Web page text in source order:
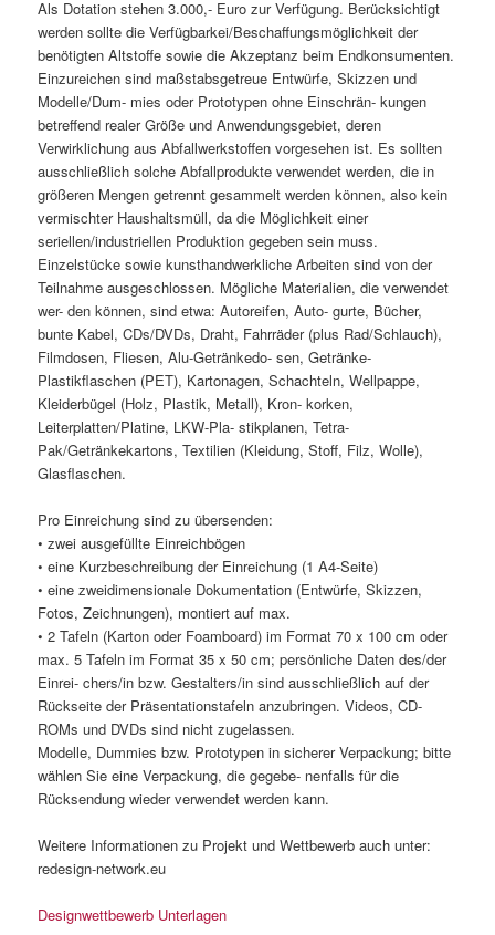
Als Dotation stehen 3.000,- Euro zur Verfügung. Berücksichtigt
werden sollte die Verfügbarkei/Beschaffungsmöglichkeit der
benötigten Altstoffe sowie die Akzeptanz beim Endkonsumenten.
Einzureichen sind maßstabsgetreue Entwürfe, Skizzen und
Modelle/Dum- mies oder Prototypen ohne Einschrän- kungen
betreffend realer Größe und Anwendungsgebiet, deren
Verwirklichung aus Abfallwerkstoffen vorgesehen ist. Es sollten
ausschließlich solche Abfallprodukte verwendet werden, die in
größeren Mengen getrennt gesammelt werden können, also kein
vermischter Haushaltsmüll, da die Möglichkeit einer
seriellen/industriellen Produktion gegeben sein muss.
Einzelstücke sowie kunsthandwerkliche Arbeiten sind von der
Teilnahme ausgeschlossen. Mögliche Materialien, die verwendet
wer- den können, sind etwa: Autoreifen, Auto- gurte, Bücher,
bunte Kabel, CDs/DVDs, Draht, Fahrräder (plus Rad/Schlauch),
Filmdosen, Fliesen, Alu-Getränkedo- sen, Getränke-
Plastikflaschen (PET), Kartonagen, Schachteln, Wellpappe,
Kleiderbügel (Holz, Plastik, Metall), Kron- korken,
Leiterplatten/Platine, LKW-Pla- stikplanen, Tetra-
Pak/Getränkekartons, Textilien (Kleidung, Stoff, Filz, Wolle),
Glasflaschen.
Pro Einreichung sind zu übersenden:
• zwei ausgefüllte Einreichbögen
• eine Kurzbeschreibung der Einreichung (1 A4-Seite)
• eine zweidimensionale Dokumentation (Entwürfe, Skizzen,
Fotos, Zeichnungen), montiert auf max.
• 2 Tafeln (Karton oder Foamboard) im Format 70 x 100 cm oder
max. 5 Tafeln im Format 35 x 50 cm; persönliche Daten des/der
Einrei- chers/in bzw. Gestalters/in sind ausschließlich auf der
Rückseite der Präsentationstafeln anzubringen. Videos, CD-
ROMs und DVDs sind nicht zugelassen.
Modelle, Dummies bzw. Prototypen in sicherer Verpackung; bitte
wählen Sie eine Verpackung, die gegebe- nenfalls für die
Rücksendung wieder verwendet werden kann.
Weitere Informationen zu Projekt und Wettbewerb auch unter:
redesign-network.eu
Designwettbewerb Unterlagen